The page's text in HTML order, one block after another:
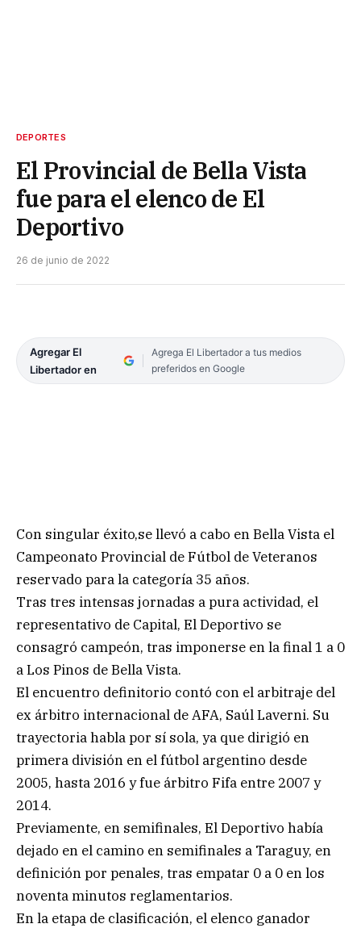
DEPORTES
El Provincial de Bella Vista
fue para el elenco de El
Deportivo
26 de junio de 2022
Agregar El
Libertador en
Agrega El Libertador a tus medios
preferidos en Google
Con singular éxito,se llevó a cabo en Bella Vista el
Campeonato Provincial de Fútbol de Veteranos
reservado para la categoría 35 años.
Tras tres intensas jornadas a pura actividad, el
representativo de Capital, El Deportivo se
consagró campeón, tras imponerse en la final 1 a 0
a Los Pinos de Bella Vista.
El encuentro definitorio contó con el arbitraje del
ex árbitro internacional de AFA, Saúl Laverni. Su
trayectoria habla por sí sola, ya que dirigió en
primera división en el fútbol argentino desde
2005, hasta 2016 y fue árbitro Fifa entre 2007 y
2014.
Previamente, en semifinales, El Deportivo había
dejado en el camino en semifinales a Taraguy, en
definición por penales, tras empatar 0 a 0 en los
noventa minutos reglamentarios.
En la etapa de clasificación, el elenco ganador